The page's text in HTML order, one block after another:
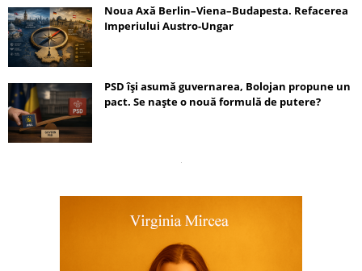
Noua Axă Berlin–Viena–Budapesta. Refacerea
Imperiului Austro-Ungar
PSD își asumă guvernarea, Bolojan propune un
pact. Se naște o nouă formulă de putere?